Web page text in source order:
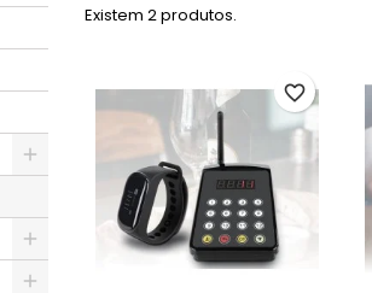
Existem 2 produtos.
favorite_border